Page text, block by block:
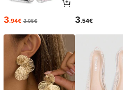
3.94€ 3.95€ 3.54€